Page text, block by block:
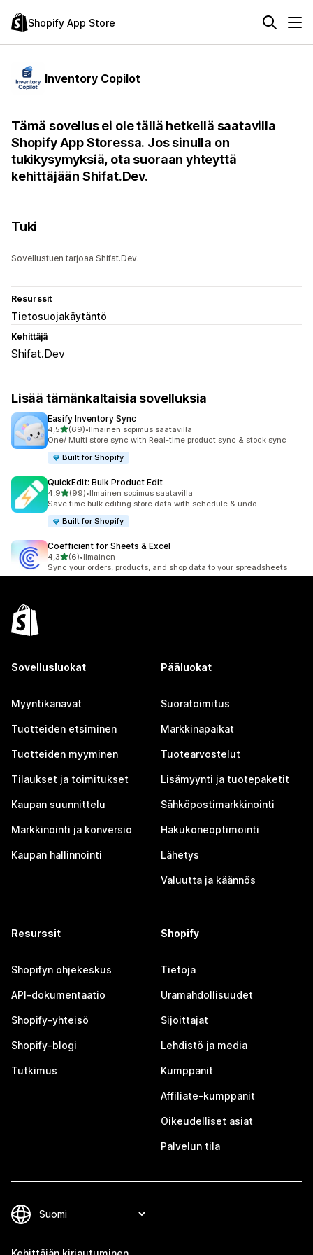
Shopify App Store
Inventory Copilot
Tämä sovellus ei ole tällä hetkellä saatavilla
Shopify App Storessa. Jos sinulla on
tukikysymyksiä, ota suoraan yhteyttä
kehittäjään Shifat.Dev.
Tuki
Sovellustuen tarjoaa Shifat.Dev.
Resurssit
Tietosuojakäytäntö
Kehittäjä
Shifat.Dev
Lisää tämänkaltaisia sovelluksia
Easify Inventory Sync
4,5/ 5 tähteä
(69)
69 arvostelua yhteensä
•Ilmainen sopimus saatavilla
One/ Multi store sync with Real-time product sync & stock sync
Built for Shopify
QuickEdit: Bulk Product Edit
4,9/ 5 tähteä
(99)
99 arvostelua yhteensä
•Ilmainen sopimus saatavilla
Save time bulk editing store data with schedule & undo
Built for Shopify
Coefficient for Sheets & Excel
4,3/ 5 tähteä
(6)
6 arvostelua yhteensä
•Ilmainen
Sync your orders, products, and shop data to your spreadsheets
Sovellusluokat
Myyntikanavat
Tuotteiden etsiminen
Tuotteiden myyminen
Tilaukset ja toimitukset
Kaupan suunnittelu
Markkinointi ja konversio
Kaupan hallinnointi
Pääluokat
Suoratoimitus
Markkinapaikat
Tuotearvostelut
Lisämyynti ja tuotepaketit
Sähköpostimarkkinointi
Hakukoneoptimointi
Lähetys
Valuutta ja käännös
Resurssit
Shopifyn ohjekeskus
API-dokumentaatio
Shopify-yhteisö
Shopify-blogi
Tutkimus
Shopify
Tietoja
Uramahdollisuudet
Sijoittajat
Lehdistö ja media
Kumppanit
Affiliate-kumppanit
Oikeudelliset asiat
Palvelun tila